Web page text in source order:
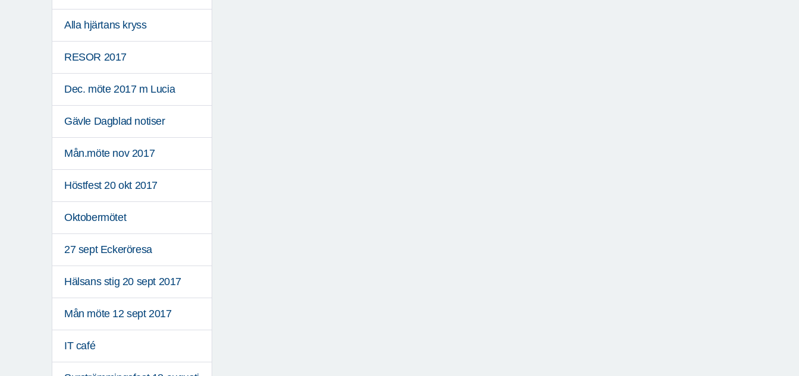
Alla hjärtans kryss
RESOR 2017
Dec. möte 2017 m Lucia
Gävle Dagblad notiser
Mån.möte nov 2017
Höstfest 20 okt 2017
Oktobermötet
27 sept Eckeröresa
Hälsans stig 20 sept 2017
Mån möte 12 sept 2017
IT café